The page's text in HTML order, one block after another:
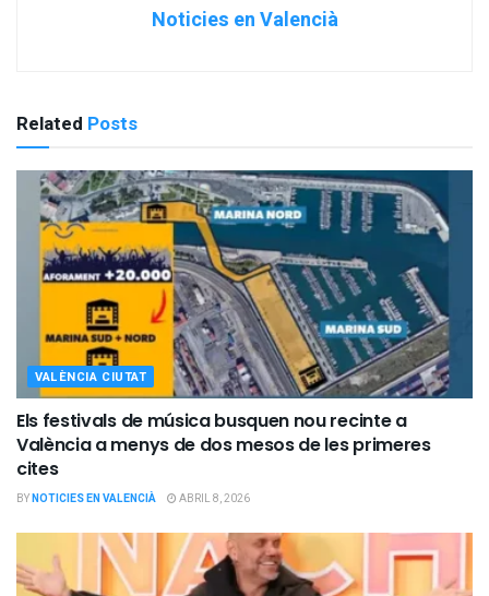
Noticies en Valencià
Related Posts
VALÈNCIA CIUTAT
Els festivals de música busquen nou recinte a
València a menys de dos mesos de les primeres
cites
BYNOTICIES EN VALENCIÀ ABRIL 8, 2026